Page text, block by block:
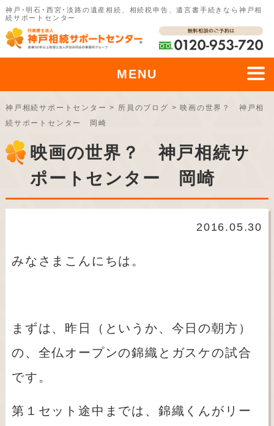
神戸･明石･西宮･淡路の遺産相続、相続税申告、遺言書手続きなら神戸相
続サポートセンター
MENU
神戸相続サポートセンター > 所員のブログ > 映画の世界？ 神戸相
続サポートセンター 岡崎
映画の世界？ 神戸相続サ
ポートセンター 岡崎
2016.05.30
みなさまこんにちは。
まずは、昨日（というか、今日の朝方）
の、全仏オープンの錦織とガスケの試合
です。
第１セット途中までは、錦織くんがリー